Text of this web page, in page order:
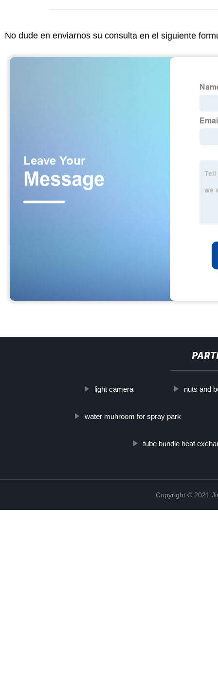
No dude en enviarnos su consulta en el siguiente
light camera nuts and
water muhroom for spray park
tube bundle heat
Copyright © 2021